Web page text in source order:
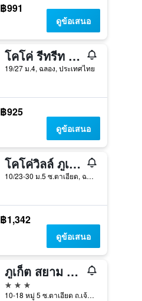
฿991
ดูข้อเสนอ
โคโค่ รีทรีท ภูเก็ต รีสอร์ท แอนด์ สปา
19/27 ม.4, ฉลอง, ประเทศไทย
฿925
ดูข้อเสนอ
โคโค่วิลล์ ภูเก็ต รีสอร์ท
10/23-30 ม.5 ซ.ตาเอียด, ฉลอง, ประเทศไทย
฿1,342
ดูข้อเสนอ
ภูเก็ต สยาม วิลล่า
3 ดาว
10-18 หมู่ 5 ซ.ตาเอียด ถ.เจ้าฟ้าตะวันตก, ฉลอง, ประเทศไทย